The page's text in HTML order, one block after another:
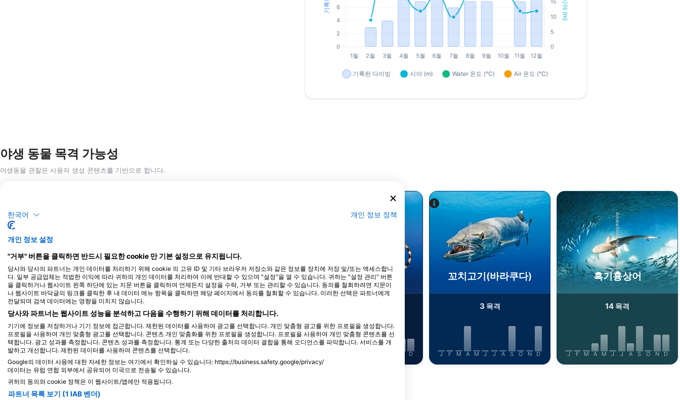
야생 동물 목격 가능성
야생동물 관찰은 사용자 생성 콘텐츠를 기반으로 합니다.
Alamy-WaterFrame
곰치
19목격
J F M A M J J A S O N D
Shutterstock-Shane Myers Photography
녹색거북
J
문어
D
iStock-Global_Pics
꼬치고기(바라쿠다)
3 목격
J F M A M J J A S O N D
AdobeStock-Nikolai Sorokin
흑기흉상어
14 목격
J F M A M J J A S O N D
한국어 개인 정보 정책
개인 정보 설정
"거부" 버튼을 클릭하면 반드시 필요한 cookie 만 기본 설정으로 유지됩니다.
당사와 당사의 파트너는 개인 데이터를 처리하기 위해 cookie 의 고유 ID 및 기타 브라우저 저장소와 같은 정보를 장치에 저장 및/또는 액세스합니
다. 일부 공급업체는 적법한 이익에 따라 귀하의 개인 데이터를 처리하여 이에 반대할 수 있으며 "설정"을 열 수 있습니다. 귀하는 "설정 관리" 버튼
을 클릭하거나 웹사이트 왼쪽 하단에 있는 지문 버튼을 클릭하여 언제든지 설정을 수락, 거부 또는 관리할 수 있습니다. 동의를 철회하려면 지문이
나 웹사이트 바닥글의 링크를 클릭한 후 내 데이터 메뉴 항목을 클릭하면 해당 페이지에서 동의를 철회할 수 있습니다. 이러한 선택은 파트너에게
전달되며 검색 데이터에는 영향을 미치지 않습니다.
당사와 파트너는 웹사이트 성능을 분석하고 다음을 수행하기 위해 데이터를 처리합니다.
기기에 정보를 저장하거나 기기 정보에 접근합니다. 제한된 데이터를 사용하여 광고를 선택합니다. 개인 맞춤형 광고를 위한 프로필을 생성합니다.
프로필을 사용하여 개인 맞춤형 광고를 선택합니다. 콘텐츠 개인 맞춤화를 위한 프로필을 생성합니다. 프로필을 사용하여 개인 맞춤형 콘텐츠를 선
택합니다. 광고 성과를 측정합니다. 콘텐츠 성과를 측정합니다. 통계 또는 다양한 출처의 데이터 결합을 통해 오디언스를 파악합니다. 서비스를 개
발하고 개선합니다. 제한된 데이터를 사용하여 콘텐츠를 선택합니다.
Google의 데이터 사용에 대한 자세한 정보는 여기에서 확인하실 수 있습니다: https://business.safety.google/privacy/
데이터는 유럽 연합 외부에서 공유되어 미국으로 전송될 수 있습니다.
귀하의 동의와 cookie 정책은 이 웹사이트/앱에만 적용됩니다.
파트너 목록 보기 (1 IAB 벤더)